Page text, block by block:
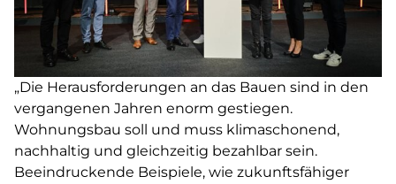
„Die Herausforderungen an das Bauen sind in den
vergangenen Jahren enorm gestiegen.
Wohnungsbau soll und muss klimaschonend,
nachhaltig und gleichzeitig bezahlbar sein.
Beeindruckende Beispiele, wie zukunftsfähiger